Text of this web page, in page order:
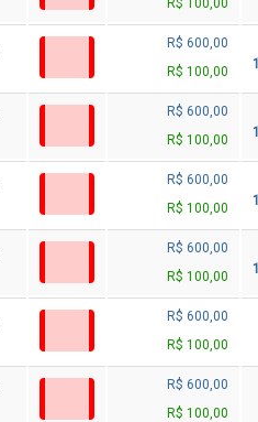
R$ 100,00
R$ 600,00
R$ 100,00
R$ 600,00
R$ 100,00
R$ 600,00
R$ 100,00
R$ 600,00
R$ 100,00
R$ 600,00
R$ 100,00
R$ 600,00
R$ 100,00